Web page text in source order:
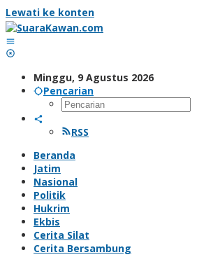
Lewati ke konten
Minggu, 9 Agustus 2026
Pencarian
RSS
Beranda
Jatim
Nasional
Politik
Hukrim
Ekbis
Cerita Silat
Cerita Bersambung